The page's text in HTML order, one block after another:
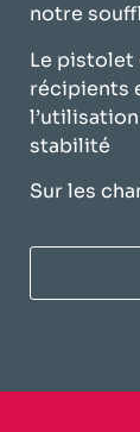
notre
Le pistolet
récipients
stabilité
Sur les